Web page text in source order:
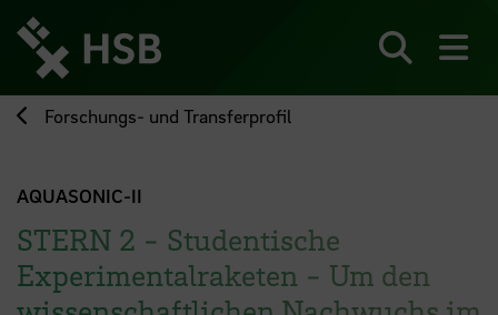
zum
Seiteninhalt
springen
Forschungs- und Transferprofil
AQUASONIC-II
STERN 2 - Studentische
Experimentalraketen - Um den